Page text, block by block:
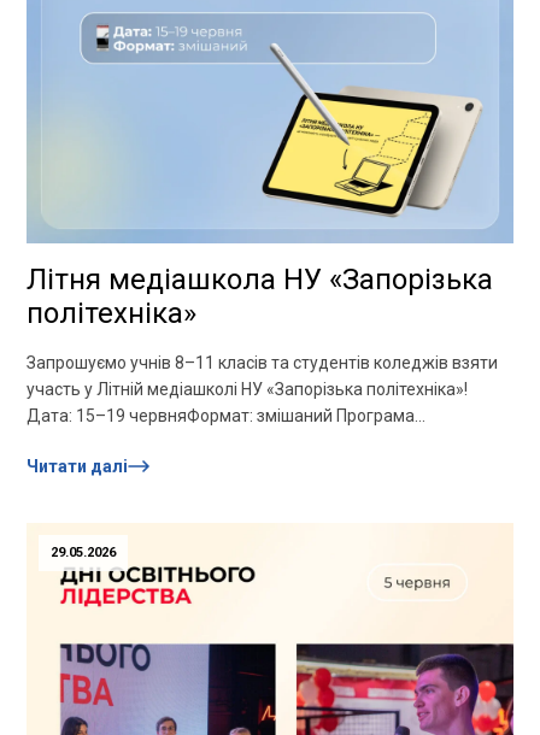
Літня медіашкола НУ «Запорізька
політехніка»
Запрошуємо учнів 8–11 класів та студентів коледжів взяти
участь у Літній медіашколі НУ «Запорізька політехніка»!
Дата: 15–19 червняФормат: змішаний Програма
Читати далі
29.05.2026